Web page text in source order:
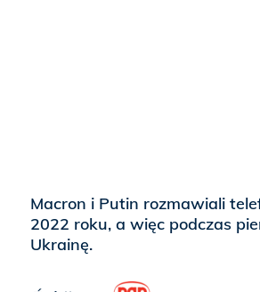
Macron i Putin rozmawiali
2022 roku, a więc podczas
Ukrainę.